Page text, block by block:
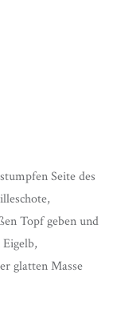
Seite des
Topf geben und
glatten Masse